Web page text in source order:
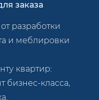
заказа
разработки
и меблировки
квартир:
бизнес-класса,